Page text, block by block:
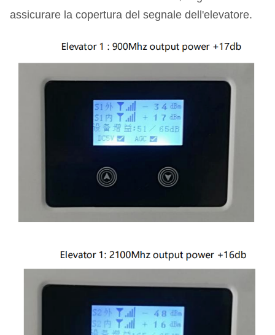
assicurare la copertura del segnale dell'elevatore.